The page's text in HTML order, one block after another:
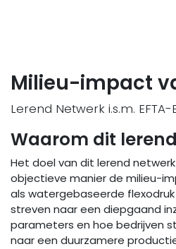
Milieu-impact
Lerend Netwerk i.s.m.
Waarom dit
Het doel van dit lerend
objectieve manier de milieu-
als watergebaseerde
streven naar een diepgaand
parameters en hoe bedrijven
naar een duurzamere